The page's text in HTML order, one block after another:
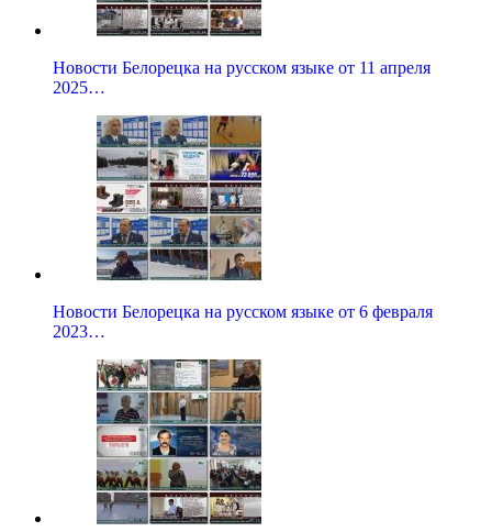
Новости Белорецка на русском языке от 11 апреля
2025…
Новости Белорецка на русском языке от 6 февраля
2023…